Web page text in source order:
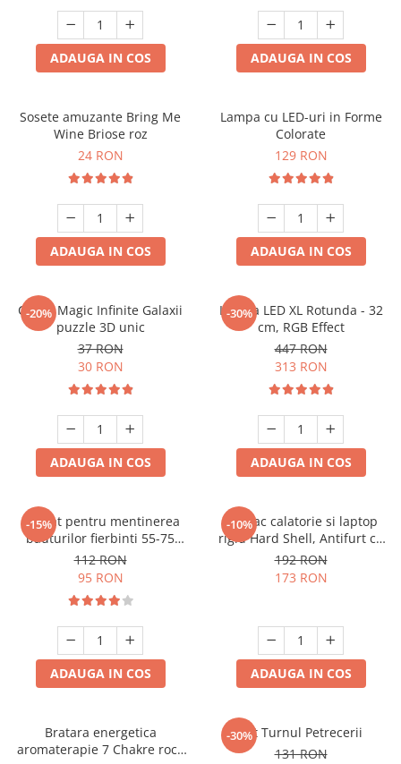
ADAUGA IN COS ADAUGA IN COS
Sosete amuzante Bring Me
Wine Briose roz
24 RON
ADAUGA IN COS
Lampa cu LED-uri in Forme
Colorate
129 RON
ADAUGA IN COS
-20%
Cubul Magic Infinite Galaxii
puzzle 3D unic
37 RON
30 RON
ADAUGA IN COS
-30%
Lampa LED XL Rotunda - 32
cm, RGB Effect
447 RON
313 RON
ADAUGA IN COS
-15%
Aparat pentru mentinerea
bauturilor fierbinti 55-75
grade
112 RON
95 RON
ADAUGA IN COS
-10%
Rucsac calatorie si laptop
rigid Hard Shell, Antifurt cu
port USB, Waterproof,
44x30x17 cm,
192 RON
173 RON
ADAUGA IN COS
Bratara energetica
aromaterapie 7 Chakre roca
-30%Set Turnul Petrecerii
131 RON